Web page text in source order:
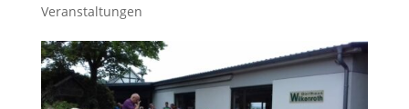
Veranstaltungen